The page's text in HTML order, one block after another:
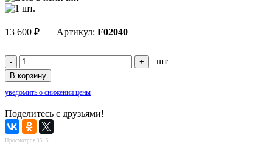
13 600 ₽ Артикул: F02040
шт
уведомить о снижении цены
Поделитесь с друзьями!
Просмотров 3515